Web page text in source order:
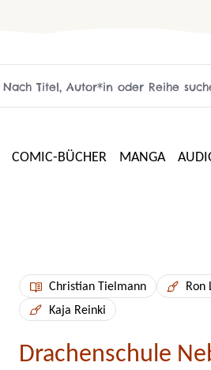
COMIC-BÜCHER MANGA
Christian Tielmann
Ron
Kaja Reinki
Drachenschule